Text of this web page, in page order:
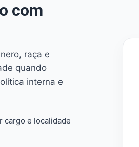
com
raça e
quando
interna e
cargo e localidade